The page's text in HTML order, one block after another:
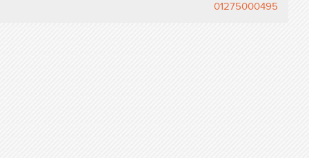
01275000495